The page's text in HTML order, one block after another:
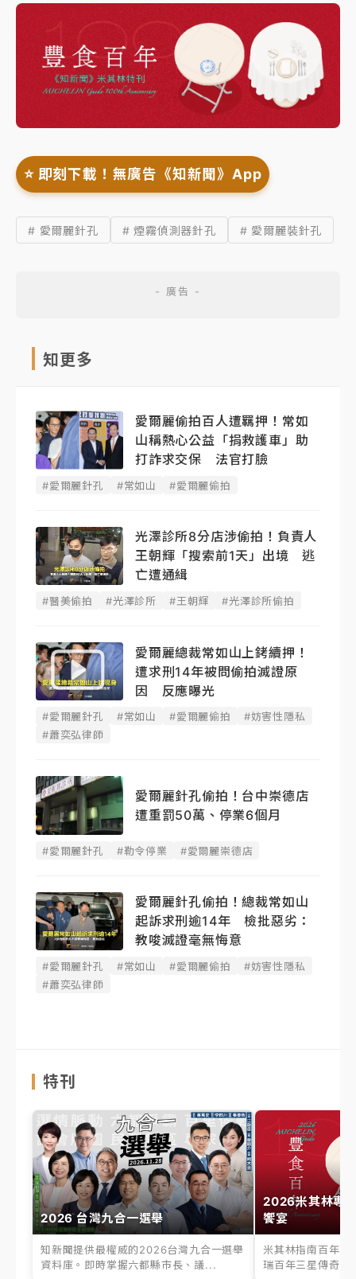
⭐️ 即刻下載！無廣告《知新聞》App
# 愛爾麗針孔 # 煙霧偵測器針孔 # 愛爾麗裝針孔
知更多
愛爾麗偷拍百人遭羈押！常如
山稱熱心公益「捐救護車」助
打詐求交保 法官打臉
#愛爾麗針孔 #常如山 #愛爾麗偷拍
光澤診所8分店涉偷拍！負責人
王朝輝「搜索前1天」出境 逃
亡遭通緝
#醫美偷拍 #光澤診所 #王朝輝 #光澤診所偷拍
愛爾麗總裁常如山上銬續押！
遭求刑14年被問偷拍滅證原
因 反應曝光
#愛爾麗針孔 #常如山 #愛爾麗偷拍
#妨害性隱私
#蕭奕弘律師
愛爾麗針孔偷拍！台中崇德店
遭重罰50萬、停業6個月
#愛爾麗針孔 #勒令停業 #愛爾麗崇德店
愛爾麗針孔偷拍！總裁常如山
起訴求刑逾14年 檢批惡劣：
教唆滅證毫無悔意
#愛爾麗針孔 #常如山 #愛爾麗偷拍
#妨害性隱私
#蕭奕弘律師
特刊
2026 台灣九合一選舉
知新聞提供最權威的2026台灣九合一選舉
資料庫。即時掌握六都縣市長、議...
2026米其林專
饗宴
米其林指南百年之
瑞百年三星傳奇、